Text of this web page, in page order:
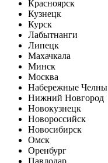
Красноярск
Кузнецк
Курск
Лабытнанги
Липецк
Махачкала
Минск
Москва
Набережные Челны
Нижний Новгород
Новокузнецк
Новороссийск
Новосибирск
Омск
Оренбург
Павлодар